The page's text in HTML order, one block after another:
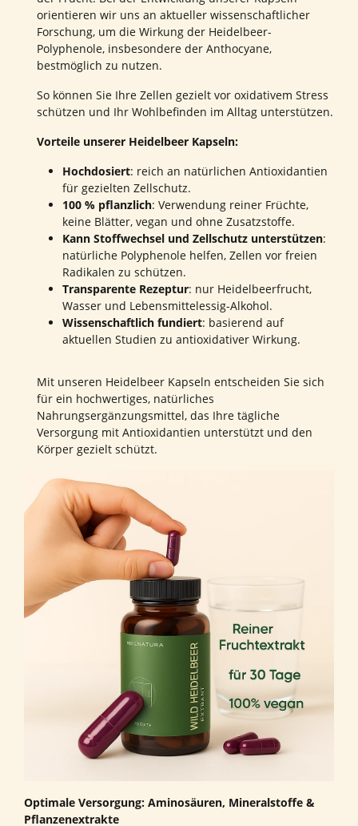
orientieren wir uns an aktueller wissenschaftlicher
Forschung, um die Wirkung der Heidelbeer-
Polyphenole, insbesondere der Anthocyane,
bestmöglich zu nutzen.
So können Sie Ihre Zellen gezielt vor oxidativem Stress
schützen und Ihr Wohlbefinden im Alltag unterstützen.
Vorteile unserer Heidelbeer Kapseln:
Hochdosiert: reich an natürlichen Antioxidantien
für gezielten Zellschutz.
100 % pflanzlich: Verwendung reiner Früchte,
keine Blätter, vegan und ohne Zusatzstoffe.
Kann Stoffwechsel und Zellschutz unterstützen:
natürliche Polyphenole helfen, Zellen vor freien
Radikalen zu schützen.
Transparente Rezeptur: nur Heidelbeerfrucht,
Wasser und Lebensmittelessig-Alkohol.
Wissenschaftlich fundiert: basierend auf
aktuellen Studien zu antioxidativer Wirkung.
Mit unseren Heidelbeer Kapseln entscheiden Sie sich
für ein hochwertiges, natürliches
Nahrungsergänzungsmittel, das Ihre tägliche
Versorgung mit Antioxidantien unterstützt und den
Körper gezielt schützt.
Optimale Versorgung: Aminosäuren, Mineralstoffe &
Pflanzenextrakte